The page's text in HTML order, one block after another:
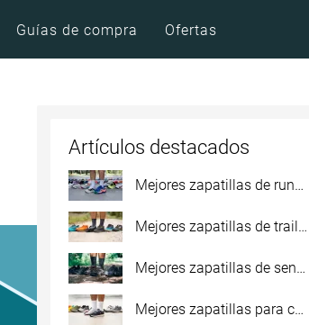
Guías de compra Ofertas
Artículos destacados
Mejores zapatillas de running
Mejores zapatillas de trail running
Mejores zapatillas de senderismo
Mejores zapatillas para caminar